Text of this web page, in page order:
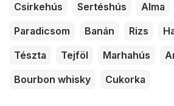
Csirkehús
Sertéshús Alma
Paradicsom
Banán Rizs
Tészta
Tejföl Marhahús
Bourbon whisky
Cukorka